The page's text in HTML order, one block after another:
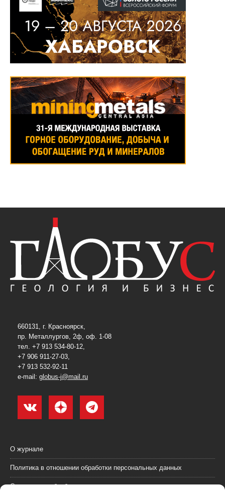
660131, г. Красноярск,
пр. Металлургов, 2ф, оф. 1-08
тел. +7 913 534-80-12,
+7 906 911-27-03,
+7 913 532-92-11
e-mail: globus-j@mail.ru
О журнале
Политика в отношении обработки персональных данных
Согласие на обработку персональных данных